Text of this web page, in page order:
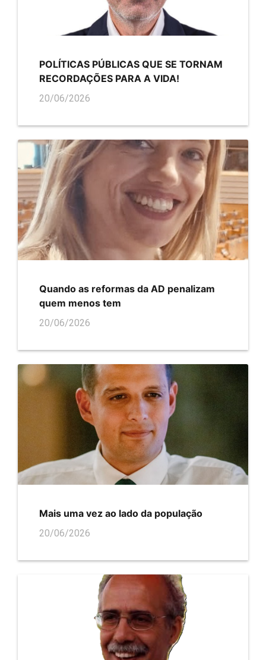
POLÍTICAS PÚBLICAS QUE SE TORNAM
RECORDAÇÕES PARA A VIDA!
20/06/2026
Quando as reformas da AD penalizam
quem menos tem
20/06/2026
Mais uma vez ao lado da população
20/06/2026